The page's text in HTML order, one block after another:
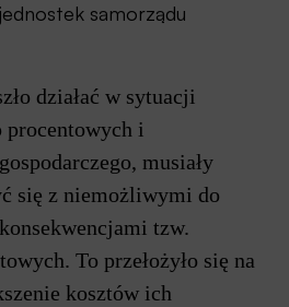
samorządu
działać w sytuacji
procentowych i
musiały
się z niemożliwymi do
tzw.
To przełożyło się na
kosztów ich